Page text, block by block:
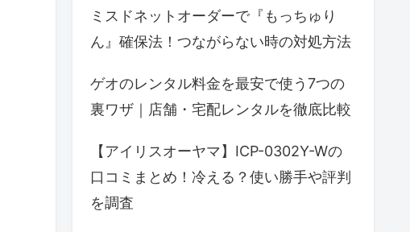
ミスドネットオーダーで『もっちゅり
ん』確保法！つながらない時の対処方法
ゲオのレンタル料金を最安で使う7つの
裏ワザ｜店舗・宅配レンタルを徹底比較
【アイリスオーヤマ】ICP-0302Y-Wの
口コミまとめ！冷える？使い勝手や評判
を調査